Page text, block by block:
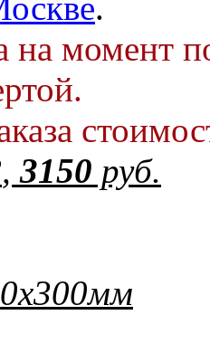
на момент
,3150 руб.